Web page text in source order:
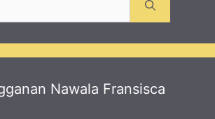
Nawala Fransisca